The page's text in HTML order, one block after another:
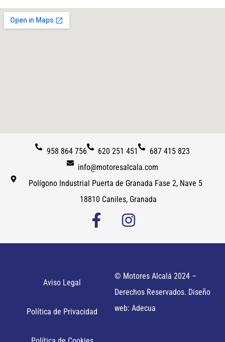
958 864 756 620 251 451
687 415 823
info@motoresalcala.com
Polígono Industrial Puerta de Granada Fase 2, Nave 5
18810 Caniles, Granada
Aviso Legal
Política de Privacidad
© Motores Alcalá 2024 –
Derechos Reservados. Diseño
web: Adecua